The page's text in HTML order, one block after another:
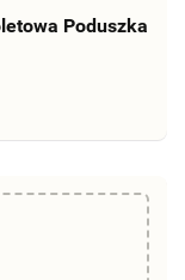
Poduszka